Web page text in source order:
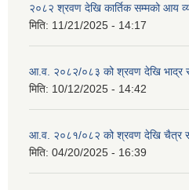
२०८२ श्रवण देखि कार्तिक सम्मको आय
मिति: 11/21/2025 - 14:17
आ.व. २०८२/०८३ को श्रवण देखि भाद्र
मिति: 10/12/2025 - 14:42
आ.व. २०८१/०८२ को श्रवण देखि चैत्र
मिति: 04/20/2025 - 16:39